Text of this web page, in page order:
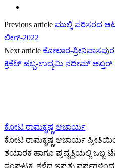
Previous article ಮುಲ್ಕಿ ಪರಿಸರದ
ಲೀಗ್-2022
Next article ಕೋಲಾರ-
ಕ್ರಿಕೆಟ್ ಹಬ್ಬ-ಉದ್ಯಮಿ ನದೀಮ್ ಅಖ್ತರ್
ಕೋಟ ರಾಮಕೃಷ್ಣ ಆಚಾರ್ಯ
ಕೋಟ ರಾಮಕೃಷ್ಣ ಆಚಾರ್ಯ
ತಯಾರಕ ಹಾಗೂ ಪ್ರವೃತ್ತಿಯಲ್ಲಿ ಒಬ್ಬ